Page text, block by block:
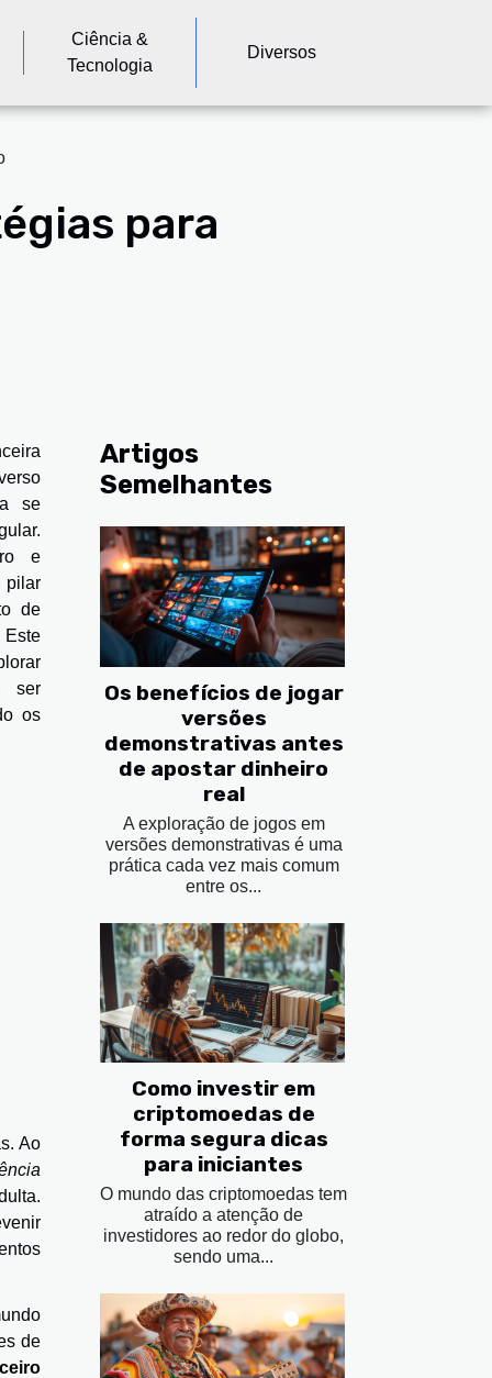
Ciência &
Tecnologia
Diversos
para
se
e
pilar
de
Este
ser
os
Ao
de
Artigos
Semelhantes
Os benefícios de jogar
versões
demonstrativas antes
de apostar dinheiro
real
A exploração de jogos em
versões demonstrativas é uma
prática cada vez mais comum
entre os...
Como investir em
criptomoedas de
forma segura dicas
para iniciantes
O mundo das criptomoedas tem
atraído a atenção de
investidores ao redor do globo,
sendo uma...